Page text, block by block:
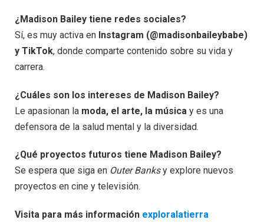
¿Madison Bailey tiene redes sociales?
Sí, es muy activa en Instagram (@madisonbaileybabe)
y TikTok, donde comparte contenido sobre su vida y
carrera.
¿Cuáles son los intereses de Madison Bailey?
Le apasionan la moda, el arte, la música y es una
defensora de la salud mental y la diversidad.
¿Qué proyectos futuros tiene Madison Bailey?
Se espera que siga en Outer Banksy explore nuevos
proyectos en cine y televisión.
Visita para más información exploralatierra